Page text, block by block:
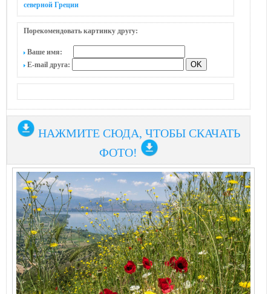
северной Греции
Порекомендовать картинку другу:
Ваше имя:
E-mail друга:
НАЖМИТЕ СЮДА, ЧТОБЫ СКАЧАТЬ
ФОТО!